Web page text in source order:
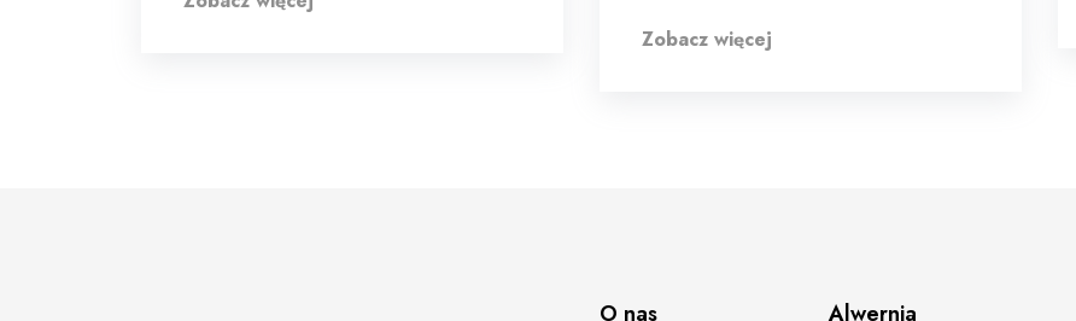
Zobacz więcej
O nas Alwernia